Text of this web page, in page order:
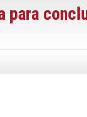
para